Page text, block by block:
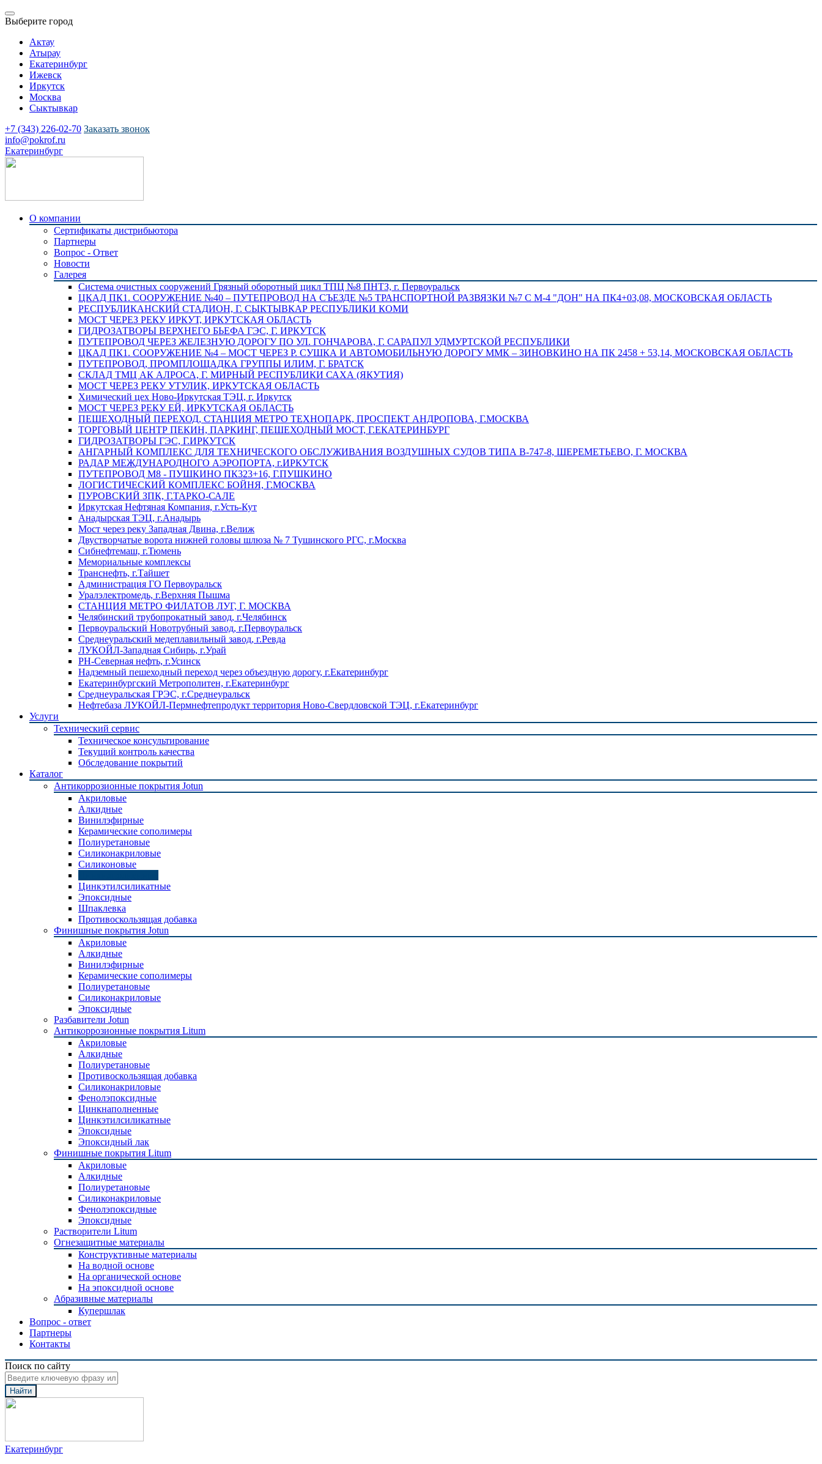
Выберите город
Актау
Атырау
Екатеринбург
Ижевск
Иркутск
Москва
Сыктывкар
+7 (343) 226-02-70 Заказать звонок
info@pokrof.ru
Екатеринбург
О компании
Сертификаты дистрибьютора
Партнеры
Вопрос - Ответ
Новости
Галерея
Система очистных сооружений Грязный оборотный цикл ТПЦ №8 ПНТЗ, г. Первоуральск
ЦКАД ПК1. СООРУЖЕНИЕ №40 – ПУТЕПРОВОД НА СЪЕЗДЕ №5 ТРАНСПОРТНОЙ РАЗВЯЗКИ №7 С М-4 "ДОН" НА ПК4+03,08, МОСКОВСКАЯ ОБЛАСТЬ
РЕСПУБЛИКАНСКИЙ СТАДИОН, Г. СЫКТЫВКАР РЕСПУБЛИКИ КОМИ
МОСТ ЧЕРЕЗ РЕКУ ИРКУТ, ИРКУТСКАЯ ОБЛАСТЬ
ГИДРОЗАТВОРЫ ВЕРХНЕГО БЬЕФА ГЭС, Г. ИРКУТСК
ПУТЕПРОВОД ЧЕРЕЗ ЖЕЛЕЗНУЮ ДОРОГУ ПО УЛ. ГОНЧАРОВА, Г. САРАПУЛ УДМУРТСКОЙ РЕСПУБЛИКИ
ЦКАД ПК1. СООРУЖЕНИЕ №4 – МОСТ ЧЕРЕЗ Р. СУШКА И АВТОМОБИЛЬНУЮ ДОРОГУ ММК – ЗИНОВКИНО НА ПК 2458 + 53,14, МОСКОВСКАЯ ОБЛАСТЬ
ПУТЕПРОВОД, ПРОМПЛОЩАДКА ГРУППЫ ИЛИМ, Г. БРАТСК
СКЛАД ТМЦ АК АЛРОСА, Г. МИРНЫЙ РЕСПУБЛИКИ САХА (ЯКУТИЯ)
МОСТ ЧЕРЕЗ РЕКУ УТУЛИК, ИРКУТСКАЯ ОБЛАСТЬ
Химический цех Ново-Иркутская ТЭЦ, г. Иркутск
МОСТ ЧЕРЕЗ РЕКУ ЕЙ, ИРКУТСКАЯ ОБЛАСТЬ
ПЕШЕХОДНЫЙ ПЕРЕХОД, СТАНЦИЯ МЕТРО ТЕХНОПАРК, ПРОСПЕКТ АНДРОПОВА, Г.МОСКВА
ТОРГОВЫЙ ЦЕНТР ПЕКИН, ПАРКИНГ, ПЕШЕХОДНЫЙ МОСТ, Г.ЕКАТЕРИНБУРГ
ГИДРОЗАТВОРЫ ГЭС, Г.ИРКУТСК
АНГАРНЫЙ КОМПЛЕКС ДЛЯ ТЕХНИЧЕСКОГО ОБСЛУЖИВАНИЯ ВОЗДУШНЫХ СУДОВ ТИПА В-747-8, ШЕРЕМЕТЬЕВО, Г. МОСКВА
РАДАР МЕЖДУНАРОДНОГО АЭРОПОРТА, г.ИРКУТСК
ПУТЕПРОВОД М8 - ПУШКИНО ПК323+16, Г.ПУШКИНО
ЛОГИСТИЧЕСКИЙ КОМПЛЕКС БОЙНЯ, Г.МОСКВА
ПУРОВСКИЙ ЗПК, Г.ТАРКО-САЛЕ
Иркутская Нефтяная Компания, г.Усть-Кут
Анадырская ТЭЦ, г.Анадырь
Мост через реку Западная Двина, г.Велиж
Двустворчатые ворота нижней головы шлюза № 7 Тушинского РГС, г.Москва
Сибнефтемаш, г.Тюмень
Мемориальные комплексы
Транснефть, г.Тайшет
Администрация ГО Первоуральск
Уралэлектромедь, г.Верхняя Пышма
СТАНЦИЯ МЕТРО ФИЛАТОВ ЛУГ, Г. МОСКВА
Челябинский трубопрокатный завод, г.Челябинск
Первоуральский Новотрубный завод, г.Первоуральск
Среднеуральский медеплавильный завод, г.Ревда
ЛУКОЙЛ-Западная Сибирь, г.Урай
РН-Северная нефть, г.Усинск
Надземный пешеходный переход через объездную дорогу, г.Екатеринбург
Екатеринбургский Метрополитен, г.Екатеринбург
Среднеуральская ГРЭС, г.Среднеуральск
Нефтебаза ЛУКОЙЛ-Пермнефтепродукт территория Ново-Свердловской ТЭЦ, г.Екатеринбург
Услуги
Технический сервис
Техническое консультирование
Текущий контроль качества
Обследование покрытий
Каталог
Антикоррозионные покрытия Jotun
Акриловые
Алкидные
Винилэфирные
Керамические сополимеры
Полиуретановые
Силиконакриловые
Силиконовые
Цинкэтилсиликатные
Эпоксидные
Шпаклевка
Противоскользящая добавка
Финишные покрытия Jotun
Акриловые
Алкидные
Винилэфирные
Керамические сополимеры
Полиуретановые
Силиконакриловые
Эпоксидные
Разбавители Jotun
Антикоррозионные покрытия Litum
Акриловые
Алкидные
Полиуретановые
Противоскользящая добавка
Силиконакриловые
Фенолэпоксидные
Цинкнаполненные
Цинкэтилсиликатные
Эпоксидные
Эпоксидный лак
Финишные покрытия Litum
Акриловые
Алкидные
Полиуретановые
Силиконакриловые
Фенолэпоксидные
Эпоксидные
Растворители Litum
Огнезащитные материалы
Конструктивные материалы
На водной основе
На органической основе
На эпоксидной основе
Абразивные материалы
Купершлак
Вопрос - ответ
Партнеры
Контакты
Поиск по сайту
Найти
Екатеринбург